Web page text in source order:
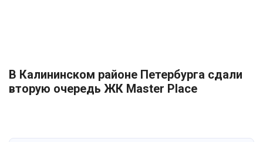
В Калининском районе Петербурга сдали
вторую очередь ЖК Master Place